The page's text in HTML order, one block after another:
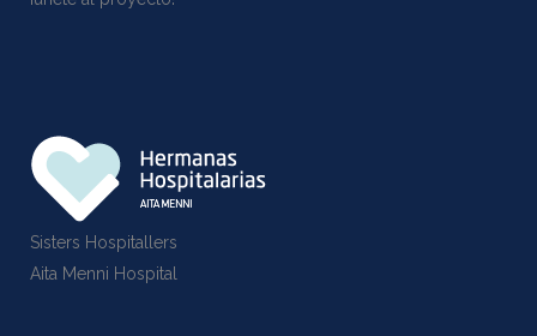
Sisters Hospitallers
Aita Menni Hospital